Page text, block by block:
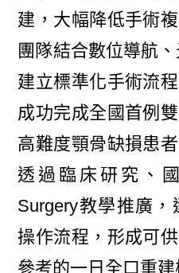
建，大幅降低手術
團隊結合數位導航
建立標準化手術流
成功完成全國首例
高難度顎骨缺損患
透過臨床研究、
Surgery教學推廣
操作流程，形成可
參考的一日全口重建